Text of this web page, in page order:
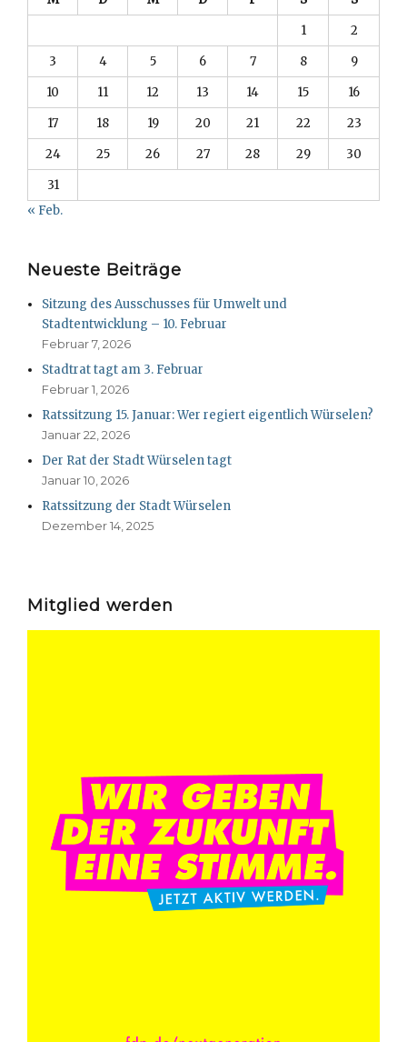
1
2
3
4 5 6 7 8
9
10
11 12 13 14 15
16
17
18 19 20 21 22
23
24
25 26 27 28 29
30
31
« Feb.
Neueste Beiträge
Sitzung des Ausschusses für Umwelt und
Stadtentwicklung – 10. Februar
Februar 7, 2026
Stadtrat tagt am 3. Februar
Februar 1, 2026
Ratssitzung 15. Januar: Wer regiert eigentlich Würselen?
Januar 22, 2026
Der Rat der Stadt Würselen tagt
Januar 10, 2026
Ratssitzung der Stadt Würselen
Dezember 14, 2025
Mitglied werden